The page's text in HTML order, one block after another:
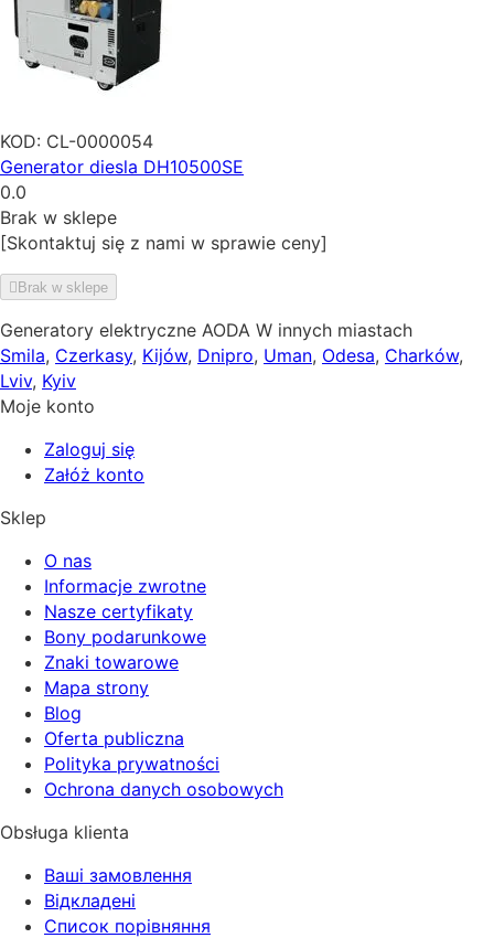
KOD: CL-0000054
Generator diesla DH10500SE
0.0
Brak w sklepe
[Skontaktuj się z nami w sprawie ceny]
Brak w sklepe
Generatory elektryczne AODA W innych miastach
Smila, Czerkasy, Kijów, Dnipro, Uman, Odesa, Charków,
Lviv, Kyiv
Moje konto
Zaloguj się
Załóż konto
Sklep
O nas
Informacje zwrotne
Nasze certyfikaty
Bony podarunkowe
Znaki towarowe
Mapa strony
Blog
Oferta publiczna
Polityka prywatności
Ochrona danych osobowych
Obsługa klienta
Ваші замовлення
Відкладені
Список порівняння